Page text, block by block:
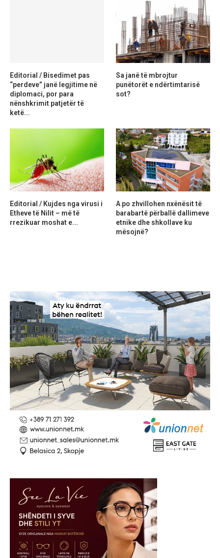
Editorial / Bisedimet pas
“perdeve” janë legjitime në
diplomaci, por para
nënshkrimit patjetër të
ketë...
Sa janë të mbrojtur
punëtorët e ndërtimtarisë
sot?
Editorial / Kujdes nga virusi i
Etheve të Nilit – më të
rrezikuar moshat e...
A po zhvillohen nxënësit të
barabartë përballë dallimeve
etnike dhe shkollave ku
mësojnë?